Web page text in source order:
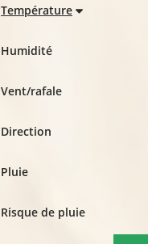
Température
Humidité
Vent/rafale
Direction
Pluie
Risque de pluie